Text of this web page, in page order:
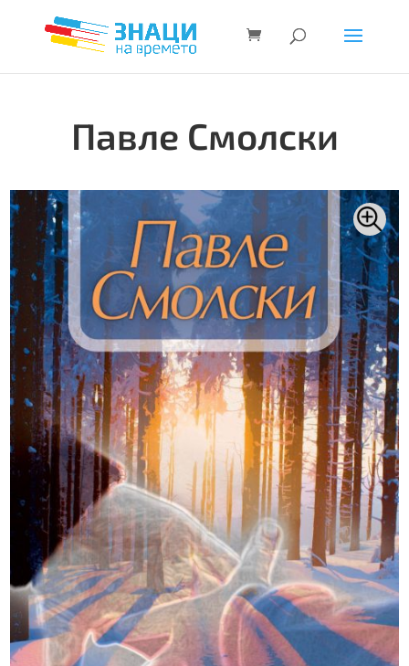
Павле Смолски